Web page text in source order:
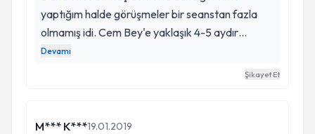
yaptığım halde görüşmeler bir seanstan fazla
olmamış idi. Cem Bey'e yaklaşık 4-5 aydır
gidiyorum. Konu ile ilgili tepkilerini, dinlemesini ve
çözüm arayışları hoşuma gidiyor. Görüşmelerden
Devamı
Şikayet Et
M*** K***19.01.2019